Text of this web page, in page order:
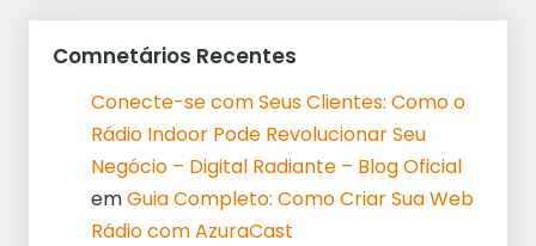
Comnetários Recentes
Conecte-se com Seus Clientes: Como o
Rádio Indoor Pode Revolucionar Seu
Negócio – Digital Radiante – Blog Oficial
emGuia Completo: Como Criar Sua Web
Rádio com AzuraCast